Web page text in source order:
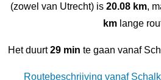
(zowel van Utrecht) is 20.08 km,
kmlange
Het duurt29 min te gaan vanaf
Routebeschrijving vanaf